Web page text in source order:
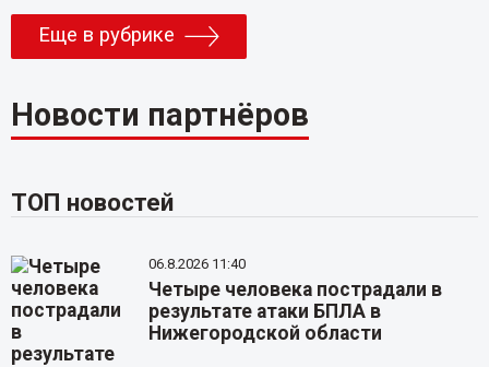
Еще в рубрике
Новости партнёров
ТОП новостей
06.8.2026 11:40
Четыре человека пострадали в
результате атаки БПЛА в
Нижегородской области